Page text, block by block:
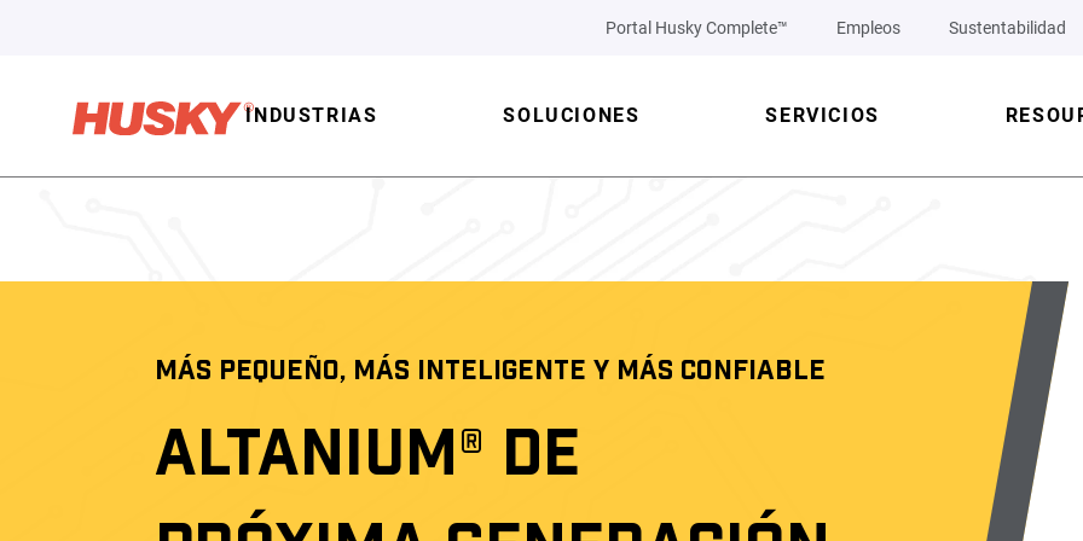
Portal Husky Complete™ Empleos Sustentabilidad
INDUSTRIAS SOLUCIONES SERVICIOS
MÁS PEQUEÑO, MÁS INTELIGENTE Y MÁS CONFIABLE
ALTANIUM® DE